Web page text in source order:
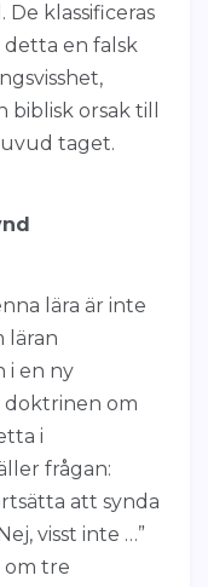
De klassificeras
detta en falsk
orsak till
taget.
lära är inte
läran
i en ny
doktrinen om
i
frågan:
att synda
visst inte …”
om tre